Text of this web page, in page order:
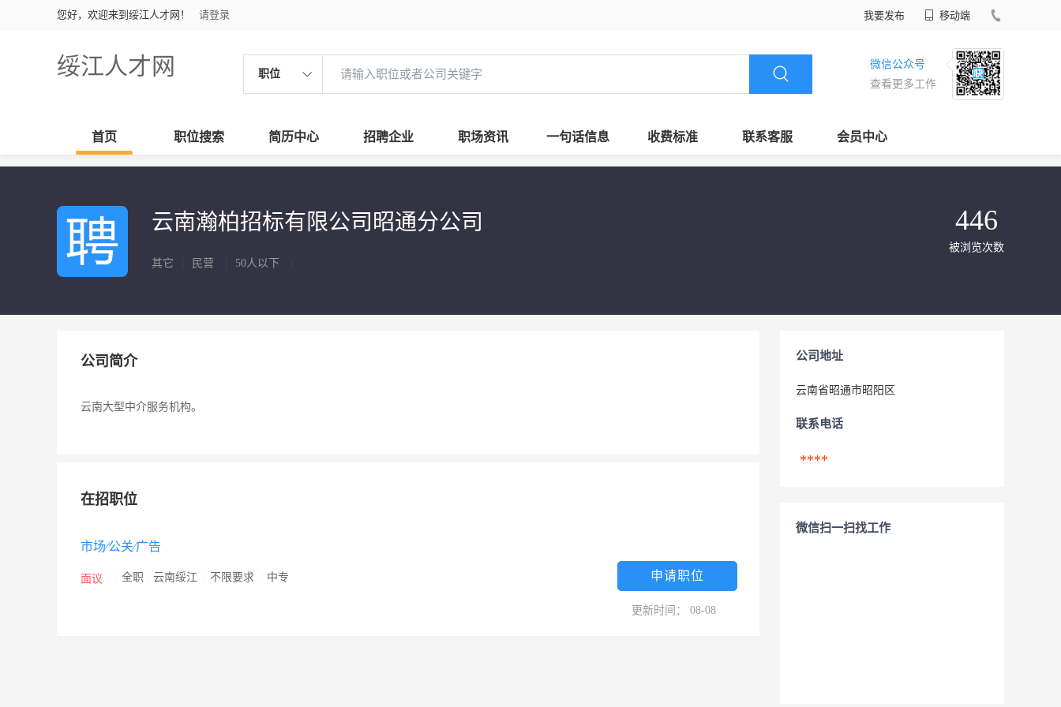
您好，欢迎来到绥江人才网！ 请登录 我要发布 移动端
绥江人才网 职位
微信公众号
查看更多工作
首页 职位搜索 简历中心 招聘企业 职场资讯 一句话信息 收费标准 联系客服 会员中心
云南瀚柏招标有限公司昭通分公司
其它 民营 50人以下
446
被浏览次数
公司简介
云南大型中介服务机构。
在招职位
市场∕公关∕广告
面议 全职 云南绥江 不限要求 中专 申请职位
更新时间： 08-08
公司地址
云南省昭通市昭阳区
联系电话
****
微信扫一扫找工作